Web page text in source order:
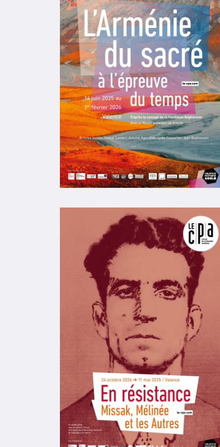
DP EXPO - "La terre où est né le soleil" - 31
[application/pdf] - 676,58 KB